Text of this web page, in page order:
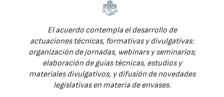
El acuerdo contempla el desarrollo de
actuaciones técnicas, formativas y divulgativas:
organización de jornadas, webinars y seminarios;
elaboración de guías técnicas, estudios y
materiales divulgativos, y difusión de novedades
legislativas en materia de envases.